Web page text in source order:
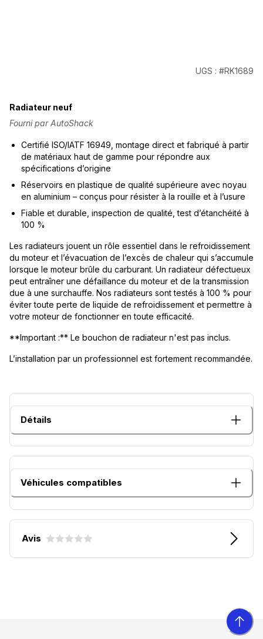
UGS : #RK1689
Radiateur neuf
Fourni par AutoShack
Certifié ISO/IATF 16949, montage direct et fabriqué à partir
de matériaux haut de gamme pour répondre aux
spécifications d’origine
Réservoirs en plastique de qualité supérieure avec noyau
en aluminium – conçus pour résister à la rouille et à l’usure
Fiable et durable, inspection de qualité, test d’étanchéité à
100 %
Les radiateurs jouent un rôle essentiel dans le refroidissement
du moteur et l’évacuation de l’excès de chaleur qui s’accumule
lorsque le moteur brûle du carburant. Un radiateur défectueux
peut entraîner une défaillance du moteur et de la transmission
due à une surchauffe. Nos radiateurs sont testés à 100 % pour
éviter toute perte de liquide de refroidissement et permettre à
votre moteur de fonctionner en toute efficacité.
**Important :** Le bouchon de radiateur n'est pas inclus.
L’installation par un professionnel est fortement recommandée.
Détails
Véhicules compatibles
Avis